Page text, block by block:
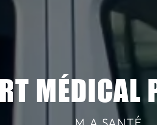
MÉDICAL